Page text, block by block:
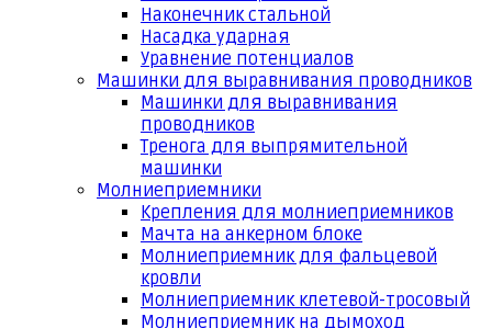
Наконечник стальной
Насадка ударная
Уравнение потенциалов
Машинки для выравнивания проводников
Машинки для выравнивания
проводников
Тренога для выпрямительной
машинки
Молниеприемники
Крепления для молниеприемников
Мачта на анкерном блоке
Молниеприемник для фальцевой
кровли
Молниеприемник клетевой-тросовый
Молниеприемник на дымоход